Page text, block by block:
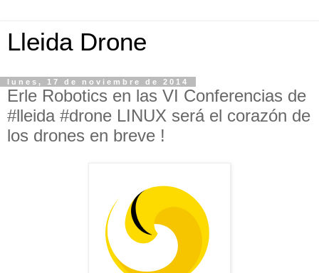
Lleida Drone
lunes, 17 de noviembre de 2014
Erle Robotics en las VI Conferencias de
#lleida #drone LINUX será el corazón de
los drones en breve !